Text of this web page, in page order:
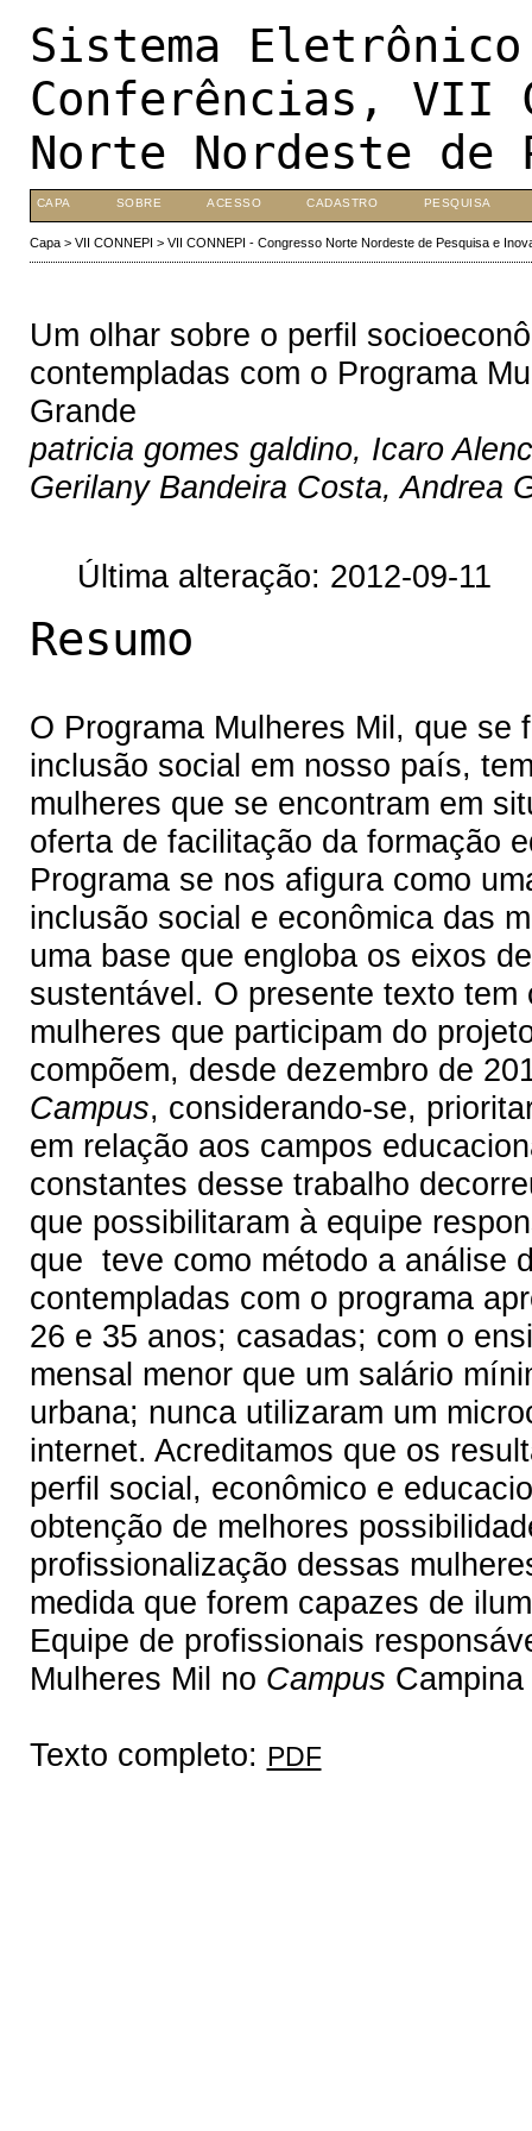
Sistema
Conferências, VII
Norte Nordeste de
CAPA SOBRE ACESSO CADASTRO PESQUISA
Capa> VII CONNEPI > VII CONNEPI - Congresso Norte Nordeste de Pesquisa e
Um olhar sobre o perfil
contempladas com o Programa
Grande
patricia gomes galdino, Icaro
Gerilany Bandeira Costa, Andrea
Última alteração: 2012-09-11
Resumo
O Programa Mulheres Mil, que
inclusão social em nosso país,
mulheres que se encontram em
oferta de facilitação da formação
Programa se nos afigura como
inclusão social e econômica das
uma base que engloba os eixos
sustentável. O presente texto
mulheres que participam do
compõem, desde dezembro de
Campus, considerando-se,
em relação aos campos
constantes desse trabalho
que possibilitaram à equipe
que teve como método a análise
contempladas com o programa
26 e 35 anos; casadas; com o
mensal menor que um salário
urbana; nunca utilizaram um
internet. Acreditamos que os
perfil social, econômico e
obtenção de melhores
profissionalização dessas
medida que forem capazes de
Equipe de profissionais
Mulheres Mil no Campus
Texto completo: PDF